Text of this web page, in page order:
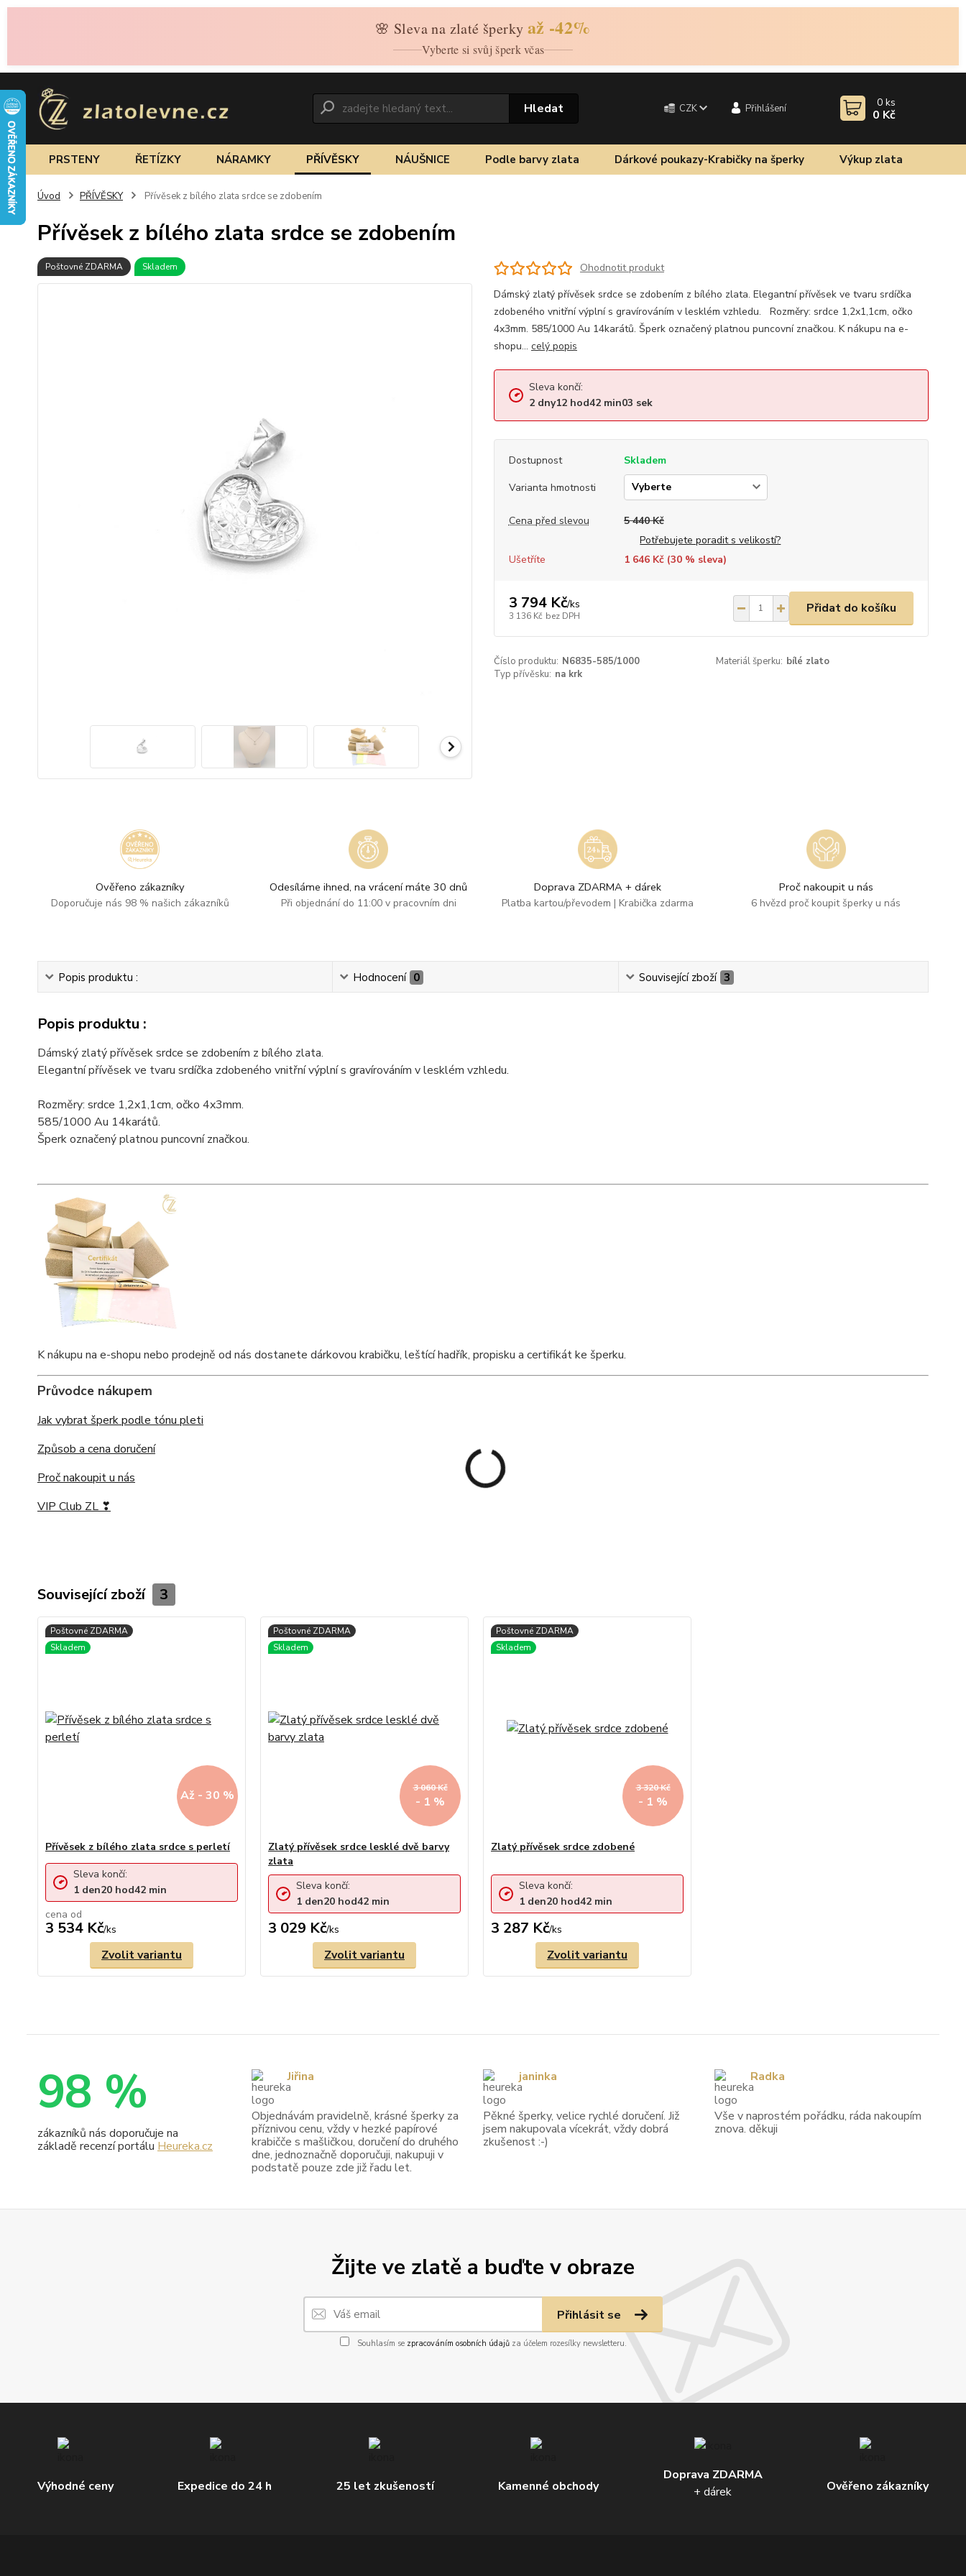
🌸 Sleva na zlaté šperky až -42%
Vyberte si svůj šperk včas
CZK Přihlášení
Hledat 0 ks
0 Kč
PRSTENY ŘETÍZKY NÁRAMKY PŘÍVĚSKY NÁUŠNICE Podle barvy zlata Dárkové poukazy-Krabičky na šperky Výkup zlata
Úvod PŘÍVĚSKY Přívěsek z bílého zlata srdce se zdobením
Přívěsek z bílého zlata srdce se zdobením
Poštovné ZDARMA Skladem
Ohodnotit produkt
Dámský zlatý přívěsek srdce se zdobením z bílého zlata. Elegantní přívěsek ve tvaru srdíčka
zdobeného vnitřní výplní s gravírováním v lesklém vzhledu. Rozměry: srdce 1,2x1,1cm, očko
4x3mm. 585/1000 Au 14karátů. Šperk označený platnou puncovní značkou. K nákupu na e-
shopu... celý popis
Sleva končí:
2 dny12hod42min02 sek
Dostupnost
Skladem
Varianta hmotnosti
Cena před slevou
5 440 Kč
Potřebujete poradit s velikostí?
Ušetříte
1 646 Kč (30% sleva)
3 794 Kč/ks
3 136 Kč bez DPH
Přidat do košíku
Číslo produktu: N6835-585/1000 Materiál šperku: bílé zlato
Typ přívěsku: na krk
Ověřeno zákazníky
Doporučuje nás 98 % našich zákazníků
Odesíláme ihned, na vrácení máte 30 dnů
Při objednání do 11:00 v pracovním dni
Doprava ZDARMA + dárek
Platba kartou/převodem | Krabička zdarma
Proč nakoupit u nás
6 hvězd proč koupit šperky u nás
Popis produktu : Hodnocení 0 Související zboží 3
Popis produktu :
Dámský zlatý přívěsek srdce se zdobením z bílého zlata.
Elegantní přívěsek ve tvaru srdíčka zdobeného vnitřní výplní s gravírováním v lesklém vzhledu.
Rozměry: srdce 1,2x1,1cm, očko 4x3mm.
585/1000 Au 14karátů.
Šperk označený platnou puncovní značkou.
K nákupu na e-shopu nebo prodejně od nás dostanete dárkovou krabičku, leštící hadřík, propisku a certifikát ke šperku.
Průvodce nákupem
Jak vybrat šperk podle tónu pleti
Způsob a cena doručení
Proč nakoupit u nás
VIP Club ZL ❣
Související zboží 3
Až - 30 %
Přívěsek z bílého zlata srdce s perletí
cena od
3 534 Kč/ks
Sleva končí:
1 den20 hod42 min
Zvolit variantu
3 060 Kč
- 1 %
Zlatý přívěsek srdce lesklé dvě barvy
zlata
3 029 Kč/ks
Sleva končí:
1 den20 hod42 min
Zvolit variantu
3 320 Kč
- 1 %
Zlatý přívěsek srdce zdobené
3 287 Kč/ks
Sleva končí:
1 den20 hod42 min
Zvolit variantu
Žijte ve zlatě a buďte v obraze
Přihlásit se
Souhlasím se zpracováním osobních údajůza účelem rozesílky newsletteru.
Výhodné ceny Expedice do 24 h 25 let zkušeností Kamenné obchody
Doprava ZDARMA
+ dárek
Ověřeno zákazníky
98 %
zákazníků nás doporučuje na
základě recenzí portálu Heureka.cz
Objednávám pravidelně, krásné šperky za
příznivou cenu, vždy v hezké papírové
krabičče s mašličkou, doručení do druhého
dne, jednoznačně doporučuji, nakupuji v
podstatě pouze zde již řadu let.
Jiřina
Pěkné šperky, velice rychlé doručení. Již
jsem nakupovala vícekrát, vždy dobrá
zkušenost :-)
janinka
Vše v naprostém pořádku, ráda nakoupím
znova. děkuji
Radka